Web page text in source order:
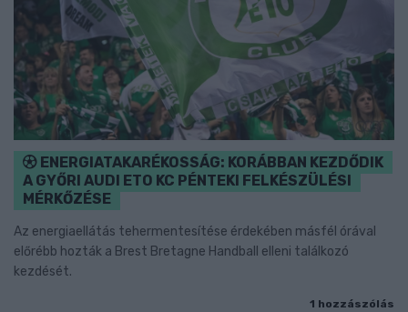
ENERGIATAKARÉKOSSÁG: KORÁBBAN KEZDŐDIK
A GYŐRI AUDI ETO KC PÉNTEKI FELKÉSZÜLÉSI
MÉRKŐZÉSE
Az energiaellátás tehermentesítése érdekében másfél órával
előrébb hozták a Brest Bretagne Handball elleni találkozó
kezdését.
1 hozzászólás